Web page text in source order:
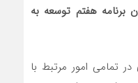
برنامه هفتم توسعه به
تمامی امور مرتبط با